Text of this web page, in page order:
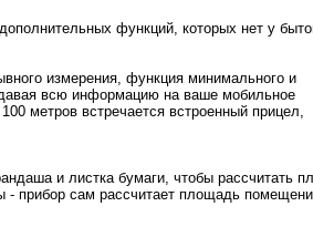
функций, которых нет у
измерения, функция минимального и
всю информацию на ваше мобильное
метров встречается встроенный прицел,
и листка бумаги, чтобы рассчитать
- прибор сам рассчитает площадь